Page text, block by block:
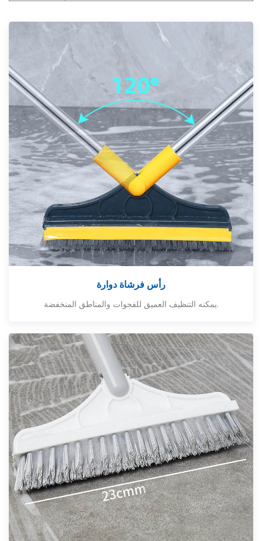
رأس فرشاة دوارة
يمكنه التنظيف العميق للفجوات والمناطق المنخفضة.